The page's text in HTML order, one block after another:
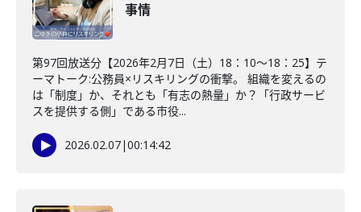
事情
第97回放送分【2026年2月7日（土）18：10～18：25】テ
ーマトーク:公務員×リスキリングの衝撃。 組織を変えるの
は「制度」か、それとも「有志の熱量」か？「行政サービ
スを提供する側」である市役...
2026.02.07|00:14:42